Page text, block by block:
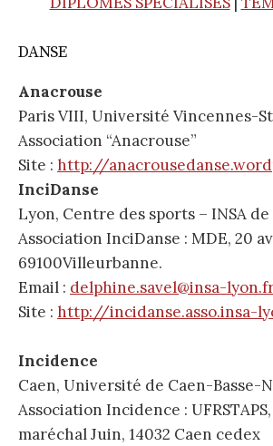
DANSE
Anacrouse
Paris VIII, Université Vincennes-
Association “Anacrouse”
Site : http://
InciDanse
Lyon, Centre des sports – INSA de
Association InciDanse : MDE, 20
69100Villeurbanne.
Email : delphine.savel@insa-
Site : http://incidanse.asso.insa-
Incidence
Caen, Université de Caen-Basse-
Association Incidence :
maréchal Juin, 14032 Caen cedex